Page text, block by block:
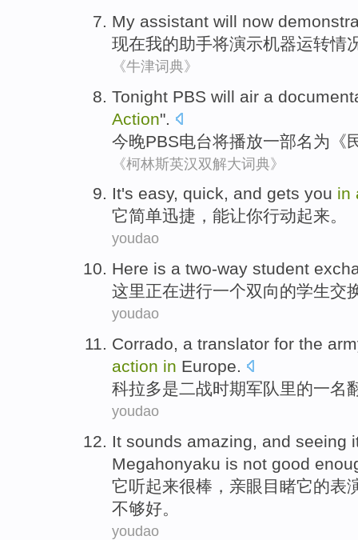
My assistant will now
现在我的助手将演示机器运转情
《牛津词典》
Tonight PBS will air a
Action".
今晚PBS电台将播放一部名为
《柯林斯英汉双解大词典》
It's easy, quick, and gets you in
它简单迅捷，能让你行动起来。
youdao
Here is a two-way student
这里正在进行一个双向的学生交
youdao
Corrado, a translator for the
action in Europe.
科拉多是二战时期军队 里的一名
youdao
It sounds amazing, and seeing
Megahonyaku is not good
它听起来很棒 ，亲眼目睹它的表
不够好。
youdao